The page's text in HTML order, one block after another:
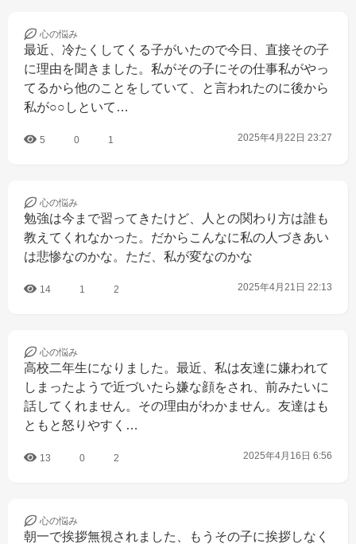
心の悩み
最近、冷たくしてくる子がいたので今日、直接その子
に理由を聞きました。私がその子にその仕事私がやっ
てるから他のことをしていて、と言われたのに後から
私が○○しといて…
5 0 1 2025年4月22日 23:27
心の悩み
勉強は今まで習ってきたけど、人との関わり方は誰も
教えてくれなかった。だからこんなに私の人づきあい
は悲惨なのかな。ただ、私が変なのかな
14 1 2 2025年4月21日 22:13
心の悩み
高校二年生になりました。最近、私は友達に嫌われて
しまったようで近づいたら嫌な顔をされ、前みたいに
話してくれません。その理由がわかません。友達はも
ともと怒りやすく…
13 0 2 2025年4月16日 6:56
心の悩み
朝一で挨拶無視されました、もうその子に挨拶しなく